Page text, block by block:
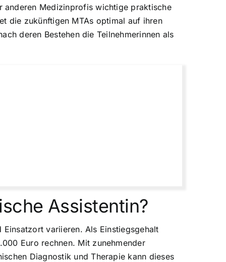
anderen Medizinprofis wichtige praktische
die zukünftigen MTAs optimal auf ihren
deren Bestehen die Teilnehmerinnen als
Assistentin?
variieren. Als Einstiegsgehalt
Euro rechnen. Mit zunehmender
Diagnostik und Therapie kann dieses